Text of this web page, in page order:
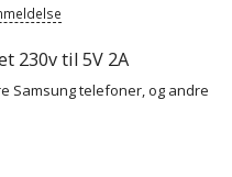
230v til 5V 2A
Samsung telefoner, og andre